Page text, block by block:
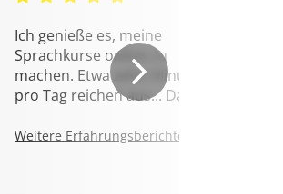
Ich genieße es, meine
Sprachkurse online zu
machen. Etwa zehn Minuten
pro Tag reichen aus... Danke!
Weitere Erfahrungsberichte.